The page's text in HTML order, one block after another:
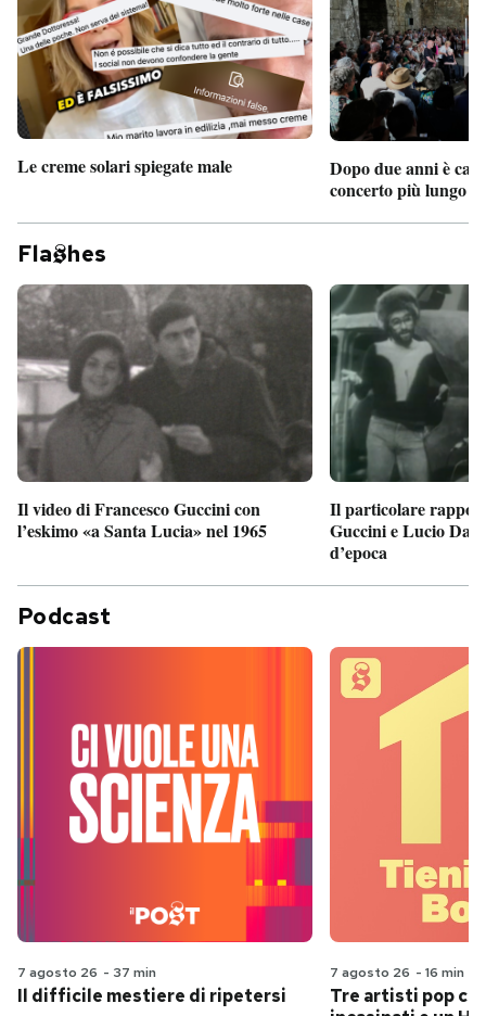
Le creme solari spiegate male
Dopo due anni è
concerto più lungo
Fla hes
Il video di Francesco Guccini con
l’eskimo «a Santa Lucia» nel 1965
Il particolare
Guccini e Lucio
d’epoca
Podcast
7 agosto 26 - 37 min
Il difficile mestiere di ripetersi
7 agosto 26 - 16 min
Tre artisti pop